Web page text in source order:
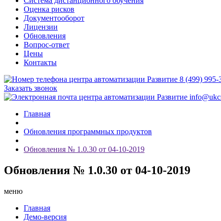
Оценка рисков
Документооборот
Лицензии
Обновления
Вопрос-ответ
Цены
Контакты
8 (499) 995-
Заказать звонок
Главная
Обновления программных продуктов
Обновления № 1.0.30 от 04-10-2019
Обновления № 1.0.30 от 04-10-2019
меню
Главная
Демо-версия